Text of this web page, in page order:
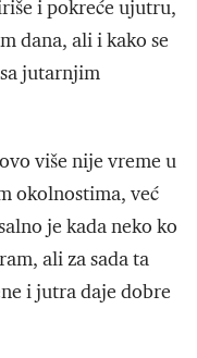
i pokreće ujutru,
dana, ali i kako se
jutarnjim
više nije vreme u
okolnostima, već
je kada neko ko
ali za sada ta
i jutra daje dobre